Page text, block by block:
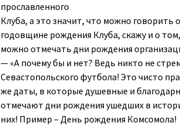
прославленного
Клуба, а это значит, что можно
годовщине рождения Клуба, скажу и о
можно отмечать дни рождения
— «А почему бы и нет? Ведь никто не
Севастопольского футбола! Это чисто
же даты, в которые душевные и
отмечают дни рождения ушедших в
них! Пример – День рождения Комсомола!